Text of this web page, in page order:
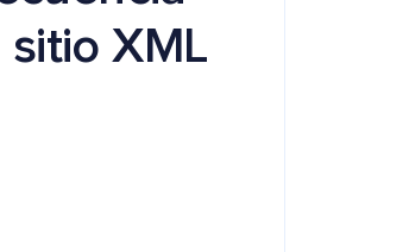
XML